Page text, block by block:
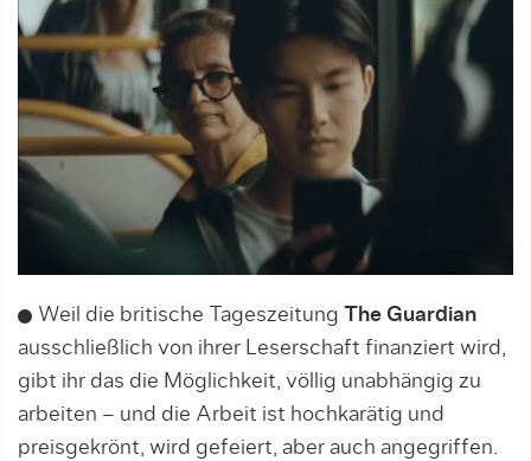
Weil die britische Tageszeitung The Guardian
ausschließlich von ihrer Leserschaft finanziert wird,
gibt ihr das die Möglichkeit, völlig unabhängig zu
arbeiten – und die Arbeit ist hochkarätig und
preisgekrönt, wird gefeiert, aber auch angegriffen.